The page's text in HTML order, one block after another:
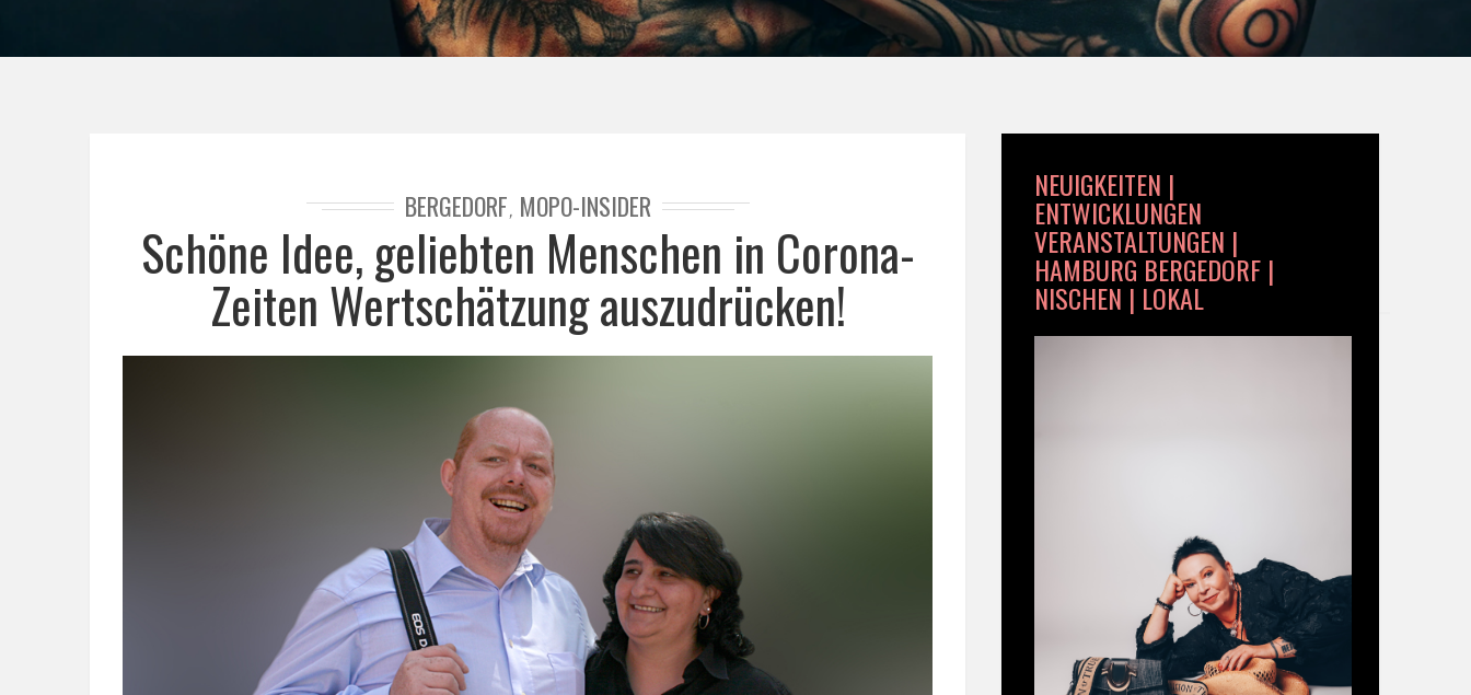
BERGEDORF, MOPO-INSIDER
Schöne Idee, geliebten Menschen in Corona-
Zeiten Wertschätzung auszudrücken!
NEUIGKEITEN |
ENTWICKLUNGEN
VERANSTALTUNGEN |
HAMBURG BERGEDORF |
NISCHEN | LOKAL